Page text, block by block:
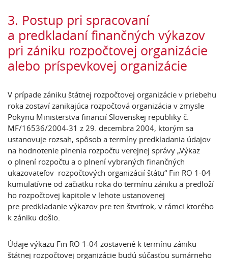
3. Postup pri spracovaní
a predkladaní finančných výkazov
pri zániku rozpočtovej organizácie
alebo príspevkovej organizácie
V prípade zániku štátnej rozpočtovej organizácie v priebehu
roka zostaví zanikajúca rozpočtová organizácia v zmysle
Pokynu Ministerstva financií Slovenskej republiky č.
MF/16536/2004-31 z 29. decembra 2004, ktorým sa
ustanovuje rozsah, spôsob a termíny predkladania údajov
na hodnotenie plnenia rozpočtu verejnej správy „Výkaz
o plnení rozpočtu a o plnení vybraných finančných
ukazovateľov rozpočtových organizácií štátu“ Fin RO 1-04
kumulatívne od začiatku roka do termínu zániku a predloží
ho rozpočtovej kapitole v lehote ustanovenej
pre predkladanie výkazov pre ten štvrťrok, v rámci ktorého
k zániku došlo.
Údaje výkazu Fin RO 1-04 zostavené k termínu zániku
štátnej rozpočtovej organizácie budú súčasťou sumárneho